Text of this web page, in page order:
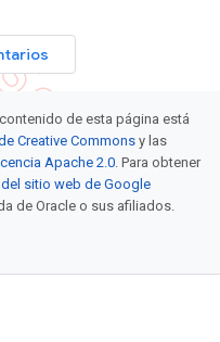
de esta página está
Creative Commons y las
Apache 2.0. Para obtener
sitio web de Google
de Oracle o sus afiliados.